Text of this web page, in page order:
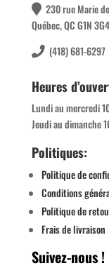
230 rue Marie
Québec, QC G1N
(418) 681-6297
Heures
Lundi au mercredi
Jeudi au dimanche
Politiques:
Politique de
Conditions
Politique de
Frais de livraison
Suivez-nous !